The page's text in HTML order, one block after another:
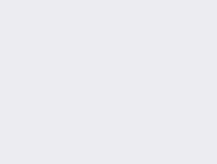
власника. Одягнути цю прикрасу
вбрання на свято, вона буде
не завдає труднощів з
можна відрегулювати під шию